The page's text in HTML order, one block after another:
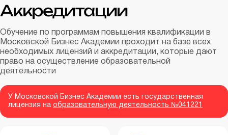
Аккредитации
Обучение по программам повышения квалификации в
Московской Бизнес Академии проходит на базе всех
необходимых лицензий и аккредитации, которые дают
право на осуществление образовательной
деятельности
У Московской Бизнес Академии есть государственная
лицензия на образовательную деятельность №041221